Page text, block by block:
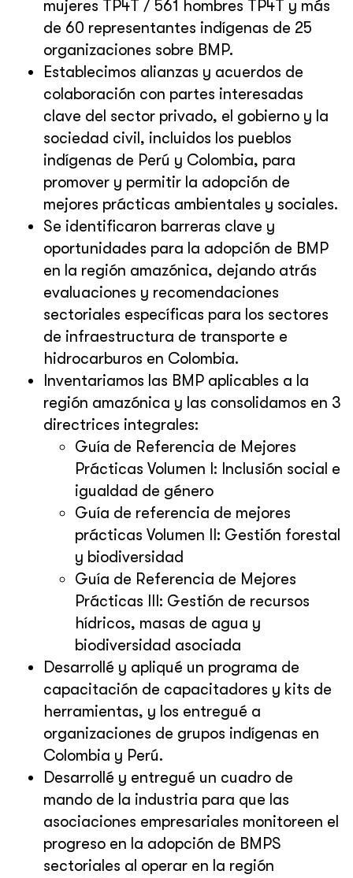
mujeres TP4T / 561 hombres TP4T y más
de 60 representantes indígenas de 25
organizaciones sobre BMP.
Establecimos alianzas y acuerdos de
colaboración con partes interesadas
clave del sector privado, el gobierno y la
sociedad civil, incluidos los pueblos
indígenas de Perú y Colombia, para
promover y permitir la adopción de
mejores prácticas ambientales y sociales.
Se identificaron barreras clave y
oportunidades para la adopción de BMP
en la región amazónica, dejando atrás
evaluaciones y recomendaciones
sectoriales específicas para los sectores
de infraestructura de transporte e
hidrocarburos en Colombia.
Inventariamos las BMP aplicables a la
región amazónica y las consolidamos en 3
directrices integrales:
Guía de Referencia de Mejores
Prácticas Volumen I: Inclusión social e
igualdad de género
Guía de referencia de mejores
prácticas Volumen II: Gestión forestal
y biodiversidad
Guía de Referencia de Mejores
Prácticas III: Gestión de recursos
hídricos, masas de agua y
biodiversidad asociada
Desarrollé y apliqué un programa de
capacitación de capacitadores y kits de
herramientas, y los entregué a
organizaciones de grupos indígenas en
Colombia y Perú.
Desarrollé y entregué un cuadro de
mando de la industria para que las
asociaciones empresariales monitoreen el
progreso en la adopción de BMPS
sectoriales al operar en la región